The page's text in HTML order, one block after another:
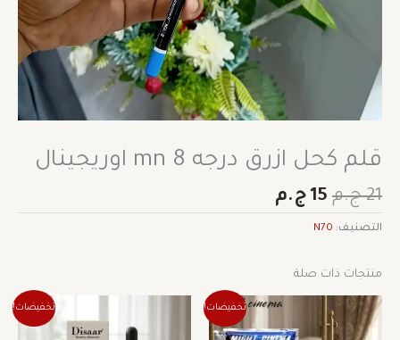
قلم كحل ازرق درجه 8 mn اوريجينال
21 ج.م 15 ج.م
التصنيف: N70
منتجات ذات صلة
تخفيضات!
السعر
هو:
السعر
الحالي
هو:
تخفيضات!
هو:
السعر
الحالي
هو: